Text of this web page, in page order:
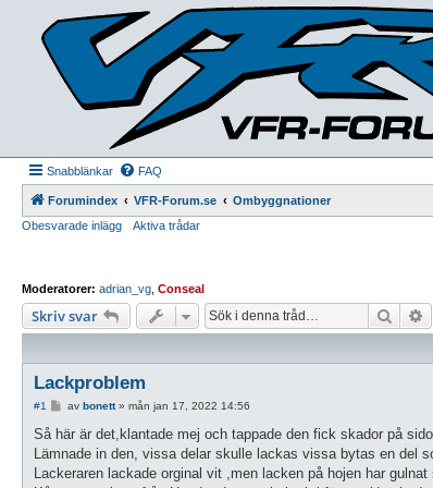
Snabblänkar FAQ
Forumindex VFR-Forum.se
Ombyggnationer
Obesvarade inlägg
Aktiva trådar
Moderatorer: adrian_vg Conseal
Skriv svar Sök
Lackproblem
#1
l
g
g
av bonett» mån jan 17, 2022 14:56
Så här är det,klantade mej och tappade den fick skador på
Lämnade in den, vissa delar skulle lackas vissa bytas en del
Lackeraren lackade orginal vit ,men lacken på hojen har gulnat